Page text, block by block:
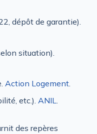
dépôt de garantie).
situation).
Action Logement
etc.). ANIL
des repères